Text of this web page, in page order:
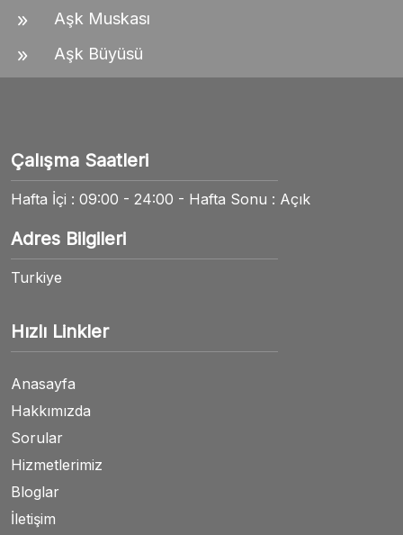
Aşk Muskası
Aşk Büyüsü
Çalışma Saatleri
Hafta İçi : 09:00 - 24:00 - Hafta Sonu : Açık
Adres Bilgileri
Turkiye
Hızlı Linkler
Anasayfa
Hakkımızda
Sorular
Hizmetlerimiz
Bloglar
İletişim